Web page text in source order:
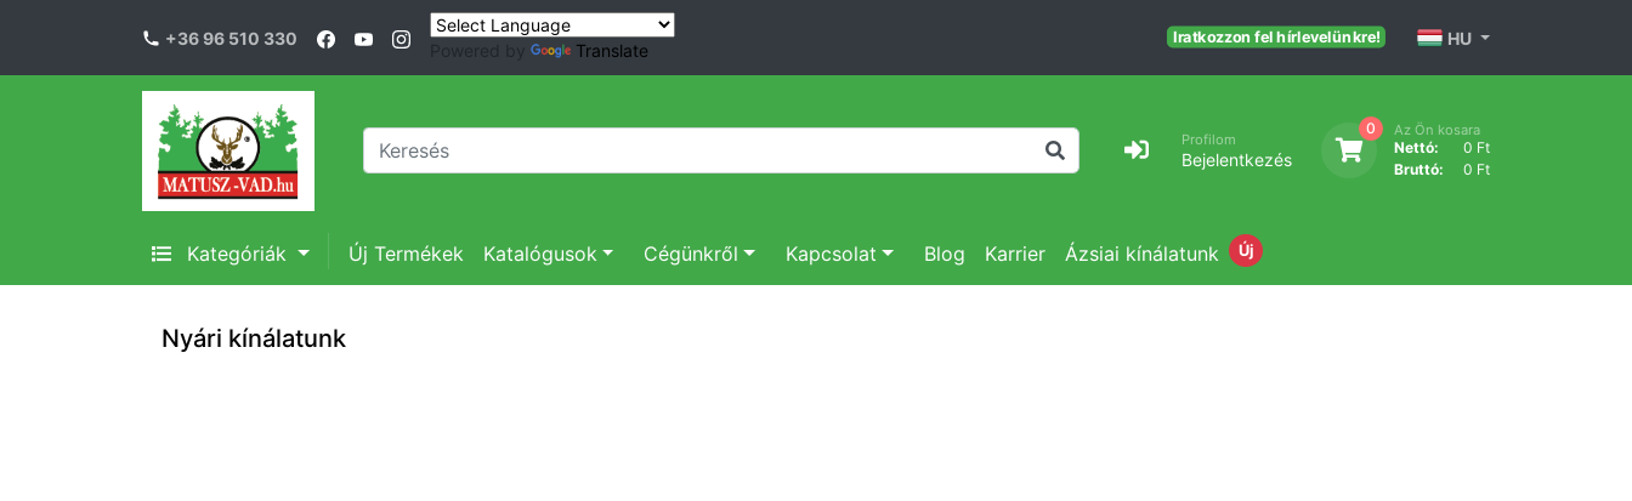
+36 96 510 330
Powered by Translate
Iratkozzon fel hírlevelünkre! HU
Profilom
Bejelentkezés
0 Az Ön kosara
Nettó:
0 Ft
Bruttó:
0 Ft
Kategóriák Új Termékek Katalógusok Cégünkről Kapcsolat Blog Karrier Ázsiai kínálatunk Új
Nyári kínálatunk